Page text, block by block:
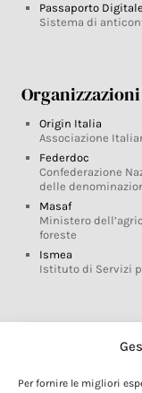
Per fornire le migliori
Passaporto Digitale
Sistema di
Origin Italia
Associazione
Federdoc
Confederazione
delle
Masaf
Ministero
foreste
Ismea
Istituto di Servizi
Glossario DOP
Marchi DOP IGP